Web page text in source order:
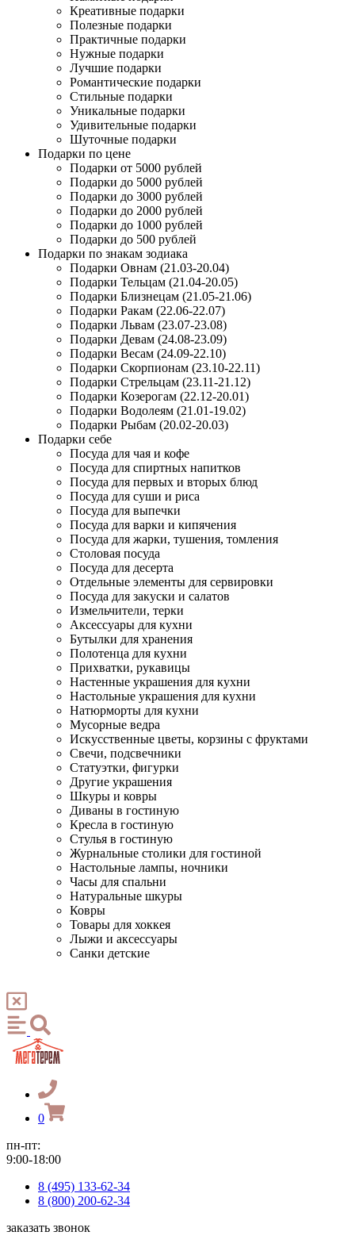
Креативные подарки
Полезные подарки
Практичные подарки
Нужные подарки
Лучшие подарки
Романтические подарки
Стильные подарки
Уникальные подарки
Удивительные подарки
Шуточные подарки
Подарки по цене
Подарки от 5000 рублей
Подарки до 5000 рублей
Подарки до 3000 рублей
Подарки до 2000 рублей
Подарки до 1000 рублей
Подарки до 500 рублей
Подарки по знакам зодиака
Подарки Овнам (21.03-20.04)
Подарки Тельцам (21.04-20.05)
Подарки Близнецам (21.05-21.06)
Подарки Ракам (22.06-22.07)
Подарки Львам (23.07-23.08)
Подарки Девам (24.08-23.09)
Подарки Весам (24.09-22.10)
Подарки Скорпионам (23.10-22.11)
Подарки Стрельцам (23.11-21.12)
Подарки Козерогам (22.12-20.01)
Подарки Водолеям (21.01-19.02)
Подарки Рыбам (20.02-20.03)
Подарки себе
Посуда для чая и кофе
Посуда для спиртных напитков
Посуда для первых и вторых блюд
Посуда для суши и риса
Посуда для выпечки
Посуда для варки и кипячения
Посуда для жарки, тушения, томления
Столовая посуда
Посуда для десерта
Отдельные элементы для сервировки
Посуда для закуски и салатов
Измельчители, терки
Аксессуары для кухни
Бутылки для хранения
Полотенца для кухни
Прихватки, рукавицы
Настенные украшения для кухни
Настольные украшения для кухни
Натюрморты для кухни
Мусорные ведра
Искусственные цветы, корзины с фруктами
Свечи, подсвечники
Статуэтки, фигурки
Другие украшения
Шкуры и ковры
Диваны в гостиную
Кресла в гостиную
Стулья в гостиную
Журнальные столики для гостиной
Настольные лампы, ночники
Часы для спальни
Натуральные шкуры
Ковры
Товары для хоккея
Лыжи и аксессуары
Санки детские
0
пн-пт:
9:00-18:00
8 (495) 133-62-34
8 (800) 200-62-34
заказать звонок